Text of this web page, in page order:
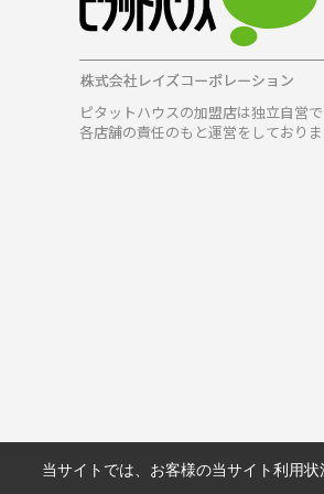
ピタットハウスの加盟店は独立自営で
各店舗の責任のもと運営をしておりま
当サイトでは、お客様の当サイト利用